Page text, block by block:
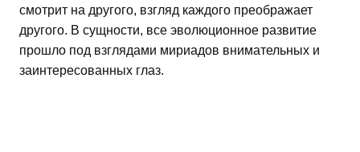
смотрит на другого, взгляд каждого преображает
другого. В сущности, все эволюционное развитие
прошло под взглядами мириадов внимательных и
заинтересованных глаз.